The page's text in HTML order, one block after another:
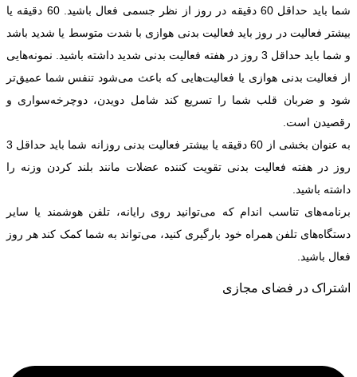
شما باید حداقل 60 دقیقه در روز از نظر جسمی فعال باشید. 60 دقیقه یا
بیشتر فعالیت در روز باید فعالیت بدنی هوازی با شدت متوسط یا شدید باشد
و شما باید حداقل 3 روز در هفته فعالیت بدنی شدید داشته باشید. نمونه‌هایی
از فعالیت بدنی هوازی یا فعالیت‌هایی که باعث می‌شود تنفس شما عمیق‌تر
شود و ضربان قلب شما را تسریع کند شامل دویدن، دوچرخه‌سواری و
رقصیدن است.
به عنوان بخشی از 60 دقیقه یا بیشتر فعالیت بدنی روزانه شما باید حداقل 3
روز در هفته فعالیت بدنی تقویت کننده عضلات مانند بلند کردن وزنه را
داشته باشید.
برنامه‌های تناسب اندام که می‌توانید روی رایانه، تلفن هوشمند یا سایر
دستگاه‌های تلفن همراه خود بارگیری کنید، می‌تواند به شما کمک کند هر روز
فعال باشید.
اشتراک در فضای مجازی